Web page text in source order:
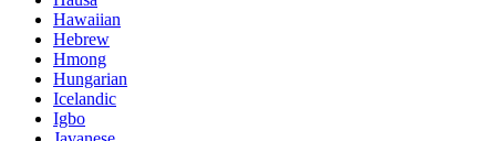
Hawaiian
Hebrew
Hmong
Hungarian
Icelandic
Igbo